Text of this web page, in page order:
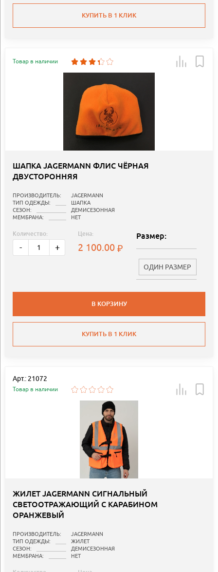
КУПИТЬ В 1 КЛИК
Товар в наличии
ШАПКА JAGERMANN ФЛИС ЧЁРНАЯ
ДВУСТОРОННЯЯ
ПРОИЗВОДИТЕЛЬ:
JAGERMANN
ТИП ОДЕЖДЫ:
ШАПКА
СЕЗОН:
ДЕМИСЕЗОННАЯ
МЕМБРАНА:
НЕТ
Количество:
- +
Цена:
2 100.00
Размер:
ОДИН РАЗМЕР
В КОРЗИНУ
КУПИТЬ В 1 КЛИК
Арт.: 21072
Товар в наличии
ЖИЛЕТ JAGERMANN СИГНАЛЬНЫЙ
СВЕТООТРАЖАЮЩИЙ С КАРАБИНОМ
ОРАНЖЕВЫЙ
ПРОИЗВОДИТЕЛЬ:
JAGERMANN
ТИП ОДЕЖДЫ:
ЖИЛЕТ
СЕЗОН:
ДЕМИСЕЗОННАЯ
МЕМБРАНА:
НЕТ